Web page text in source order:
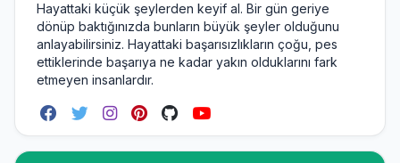
Hayattaki küçük şeylerden keyif al. Bir gün geriye
dönüp baktığınızda bunların büyük şeyler olduğunu
anlayabilirsiniz. Hayattaki başarısızlıkların çoğu, pes
ettiklerinde başarıya ne kadar yakın olduklarını fark
etmeyen insanlardır.